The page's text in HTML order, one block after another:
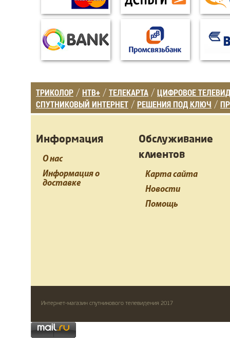
ТРИКОЛОР / НТВ+ / ТЕЛЕКАРТА / ЦИФРОВОЕ
СПУТНИКОВЫЙ ИНТЕРНЕТ / РЕШЕНИЯ ПОД КЛЮЧ /
Информация
О нас
Информация о
доставке
Обслуживание
клиентов
Карта сайта
Новости
Помощь
Интернет-магазин спутникового телевидения 2017